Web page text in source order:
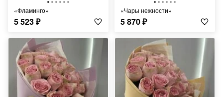
«Фламинго»
5 523₽
«Чары нежности»
5 870₽